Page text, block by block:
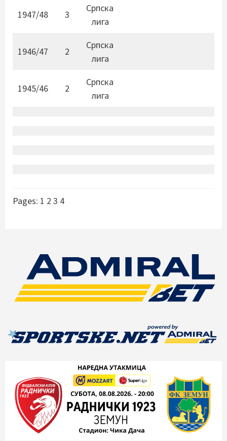
1947/48 3
Српска
лига
1946/47 2
Српска
лига
1945/46 2
Српска
лига
Pages: 1 2 3 4